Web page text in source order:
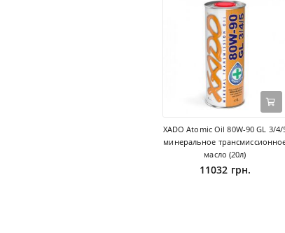
XADO Atomic Oil 80W-90 GL 3/4/
минеральное
масло (20л)
11032 грн.